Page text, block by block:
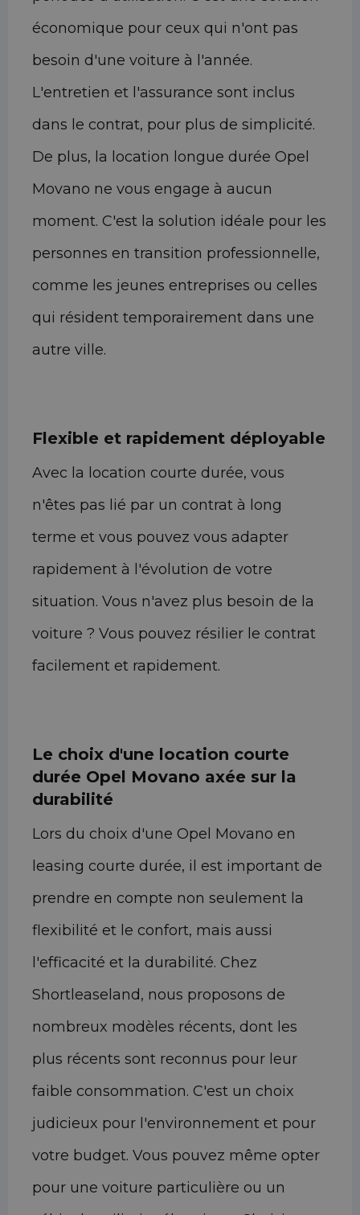
économique pour ceux qui n'ont pas
besoin d'une voiture à l'année.
L'entretien et l'assurance sont inclus
dans le contrat, pour plus de simplicité.
De plus, la location longue durée Opel
Movano ne vous engage à aucun
moment. C'est la solution idéale pour les
personnes en transition professionnelle,
comme les jeunes entreprises ou celles
qui résident temporairement dans une
autre ville.
Flexible et rapidement déployable
Avec la location courte durée, vous
n'êtes pas lié par un contrat à long
terme et vous pouvez vous adapter
rapidement à l'évolution de votre
situation. Vous n'avez plus besoin de la
voiture ? Vous pouvez résilier le contrat
facilement et rapidement.
Le choix d'une location courte
durée Opel Movano axée sur la
durabilité
Lors du choix d'une Opel Movano en
leasing courte durée, il est important de
prendre en compte non seulement la
flexibilité et le confort, mais aussi
l'efficacité et la durabilité. Chez
Shortleaseland, nous proposons de
nombreux modèles récents, dont les
plus récents sont reconnus pour leur
faible consommation. C'est un choix
judicieux pour l'environnement et pour
votre budget. Vous pouvez même opter
pour une voiture particulière ou un